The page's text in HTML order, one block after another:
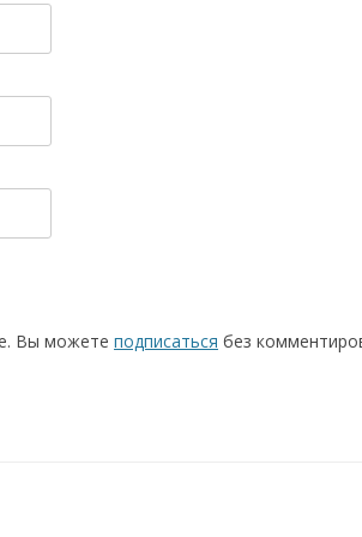
Вы можете подписаться без